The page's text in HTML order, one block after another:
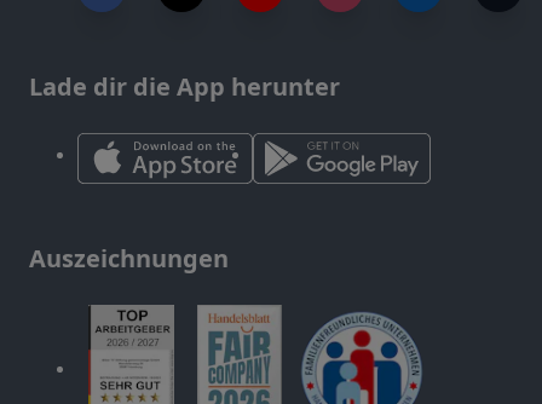
Lade dir die App herunter
Auszeichnungen